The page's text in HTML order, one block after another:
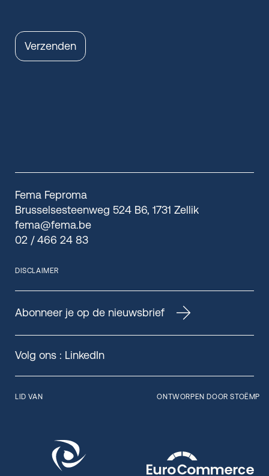
Verzenden
Fema Feproma
Brusselsesteenweg 524 B6, 1731 Zellik
fema@fema.be
02 / 466 24 83
DISCLAIMER
Abonneer je op de nieuwsbrief
Volg ons : LinkedIn
LID VAN ONTWORPEN DOOR STOËMP